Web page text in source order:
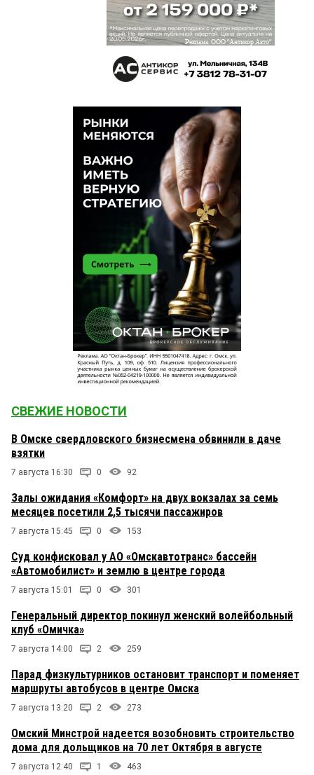
СВЕЖИЕ НОВОСТИ
В Омске свердловского бизнесмена обвинили в даче
взятки
7 августа 16:30 0 92
Залы ожидания «Комфорт» на двух вокзалах за семь
месяцев посетили 2,5 тысячи пассажиров
7 августа 15:45 0 153
Суд конфисковал у АО «Омскавтотранс» бассейн
«Автомобилист» и землю в центре города
7 августа 15:01 0 301
Генеральный директор покинул женский волейбольный
клуб «Омичка»
7 августа 14:00 2 259
Парад физкультурников остановит транспорт и поменяет
маршруты автобусов в центре Омска
7 августа 13:20 2 273
Омский Минстрой надеется возобновить строительство
дома для дольщиков на 70 лет Октября в августе
7 августа 12:40 1 463